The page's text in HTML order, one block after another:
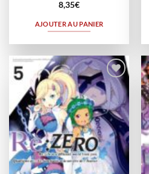
8,35€
AJOUTER AU PANIER
Ajouter
à la
wishlist